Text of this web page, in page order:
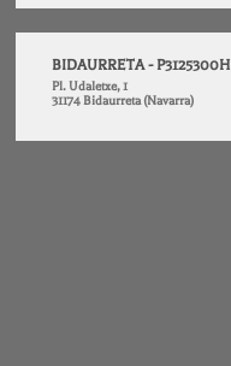
BIDAURRETA - P3125300H
Pl. Udaletxe, 1
31174 Bidaurreta (Navarra)